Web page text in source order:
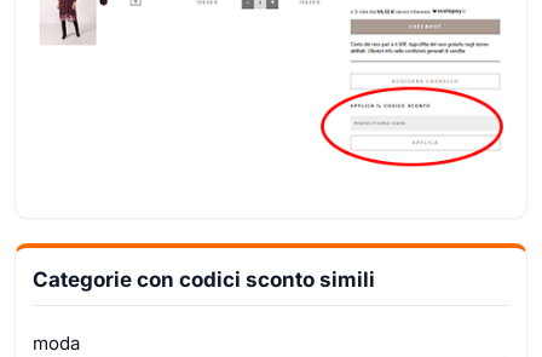
Categorie con codici sconto simili
moda